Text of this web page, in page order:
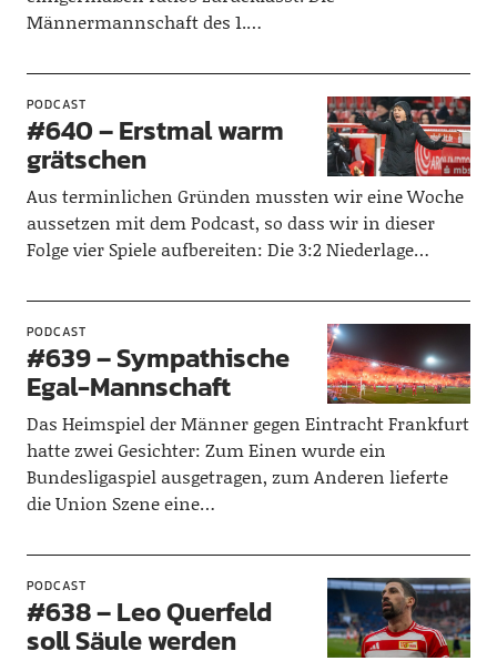
Männermannschaft des 1.…
PODCAST
#640 – Erstmal warm
grätschen
Aus terminlichen Gründen mussten wir eine Woche
aussetzen mit dem Podcast, so dass wir in dieser
Folge vier Spiele aufbereiten: Die 3:2 Niederlage…
PODCAST
#639 – Sympathische
Egal-Mannschaft
Das Heimspiel der Männer gegen Eintracht Frankfurt
hatte zwei Gesichter: Zum Einen wurde ein
Bundesligaspiel ausgetragen, zum Anderen lieferte
die Union Szene eine…
PODCAST
#638 – Leo Querfeld
soll Säule werden